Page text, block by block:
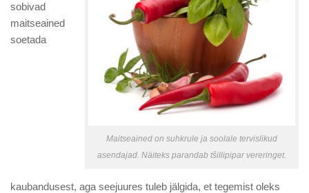
Maitseained on suhkrule ja soolale tervislikud
asendajad. Näiteks parandab tšillipipar vereringet.
sobivad
maitseained
soetada
kaubandusest, aga seejuures tuleb jälgida, et tegemist oleks